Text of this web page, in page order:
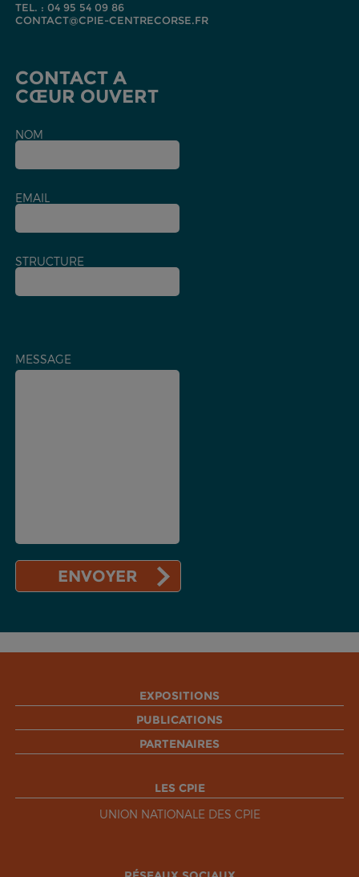
TEL. : 04 95 54 09 86
CONTACT@CPIE-CENTRECORSE.FR
CONTACT A
CŒUR OUVERT
NOM
EMAIL
STRUCTURE
MESSAGE
EXPOSITIONS
PUBLICATIONS
PARTENAIRES
LES CPIE
UNION NATIONALE DES CPIE